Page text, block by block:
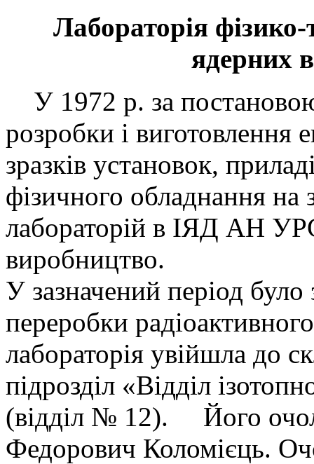
Лабораторія
ядерних
У 1972 р. за
розробки і виготовлення
зразків установок,
фізичного обладнання на
лабораторій в ІЯД АН
виробництво.
У зазначений період
переробки
лабораторія увійшла до
підрозділ «Відділ
(відділ № 12). Його
Федорович Коломієць.